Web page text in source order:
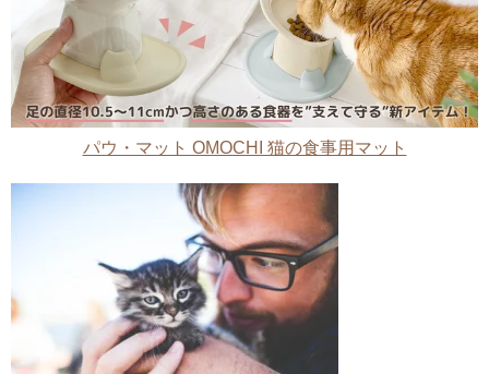
パウ・マット OMOCHI 猫の食事用マット